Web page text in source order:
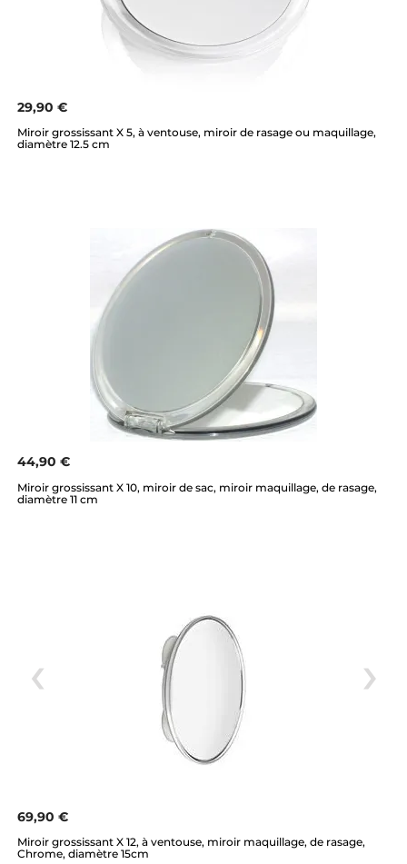
29,90 €
Miroir grossissant X 5, à ventouse, miroir de rasage ou maquillage,
diamètre 12.5 cm
44,90 €
Miroir grossissant X 10, miroir de sac, miroir maquillage, de rasage,
diamètre 11 cm
69,90 €
Miroir grossissant X 12, à ventouse, miroir maquillage, de rasage,
Chrome, diamètre 15cm